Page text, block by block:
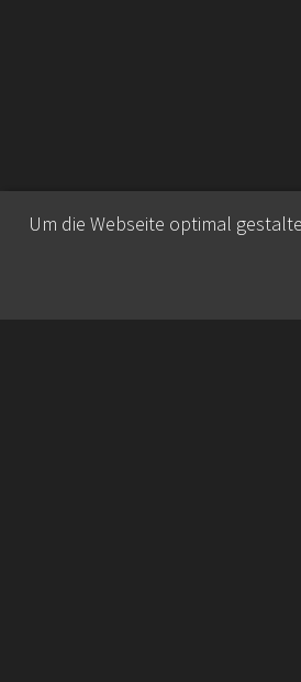
Um die Webseite optimal